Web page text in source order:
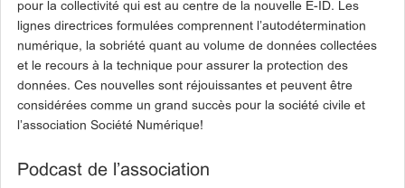
pour la collectivité qui est au centre de la nouvelle E-ID. Les
lignes directrices formulées comprennent l’autodétermination
numérique, la sobriété quant au volume de données collectées
et le recours à la technique pour assurer la protection des
données. Ces nouvelles sont réjouissantes et peuvent être
considérées comme un grand succès pour la société civile et
l’association Société Numérique!
Podcast de l’association